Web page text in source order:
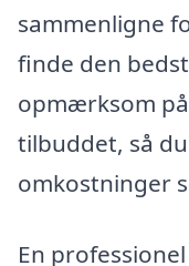
sammenligne
finde den
opmærksom
tilbuddet, så
omkostninger
En